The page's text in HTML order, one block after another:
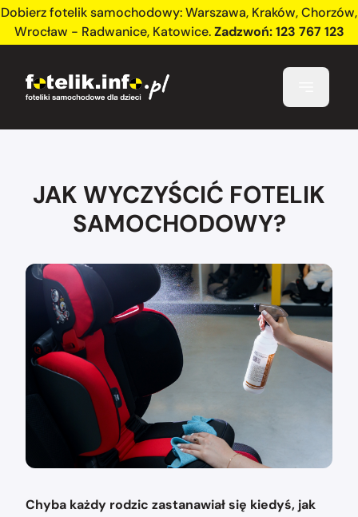
Dobierz fotelik samochodowy:Warszawa, Kraków,Chorzów,
Wrocław - Radwanice, Katowice.Zadzwoń:123 767 123
JAK WYCZYŚCIĆ FOTELIK
SAMOCHODOWY?
Chyba każdy rodzic zastanawiał się kiedyś, jak